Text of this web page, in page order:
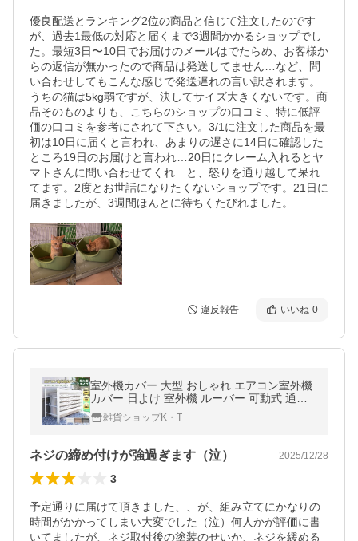
優良配送とランキング2位の商品と信じて注文したのです
が、過去1最低の対応と届くまで3週間かかるショップでし
た。最短3日〜10日でお届けのメールはでたらめ、お客様か
らの返信が無かったので商品は発送してません…など、問
い合わせしてもこんな感じで発送遅れの言い訳されます。
うちの猫は5kg弱ですが、決してサイズ大きくないです。商
品そのものよりも、こちらのショップの口コミ、特に低評
価の口コミを参考にされて下さい。3/1に注文した商品を最
初は10日に届くと言われ、あまりの遅さに14日に確認した
ところ19日のお届けと言われ…20日にクレーム入れるとヤ
マトさんに問い合わせてくれ…と、怒りを通り越して呆れ
てます。2度とお世話になりたくないショップです。21日に
届きましたが、3週間ほんとに待ちくたびれました。
違反報告 いいね 0
室外機カバー 大型 おしゃれ エアコン室外機
カバー 日よけ 室外機 ルーバー 可動式 通気
口 節電 遮光 目隠し 雪 雨よけ 収納ラック 多
肉棚 防錆 ベランダ 庭
雑貨ショップK・T
ネジの締め付けが強過ぎます（泣） 2025/12/28
3
予定通りに届けて頂きました、、が、組み立てにかなりの
時間がかかってしまい大変でした（泣）何人かが評価に書
いてましたが、ネジ取付後の塗装のせいか、ネジを緩める